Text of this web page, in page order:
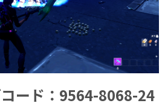
ード：9564-8068-24